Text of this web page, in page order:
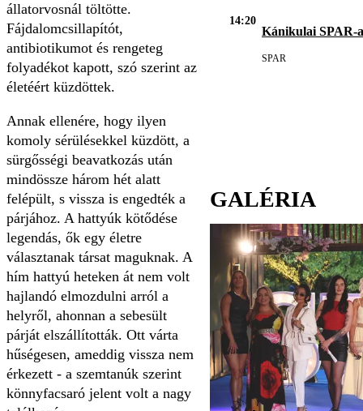
állatorvosnál töltötte.
Fájdalomcsillapítót,
antibiotikumot és rengeteg
folyadékot kapott, szó szerint az
életéért küzdöttek.
Annak ellenére, hogy ilyen
komoly sérülésekkel küzdött, a
sürgősségi beavatkozás után
mindössze három hét alatt
felépült, s vissza is engedték a
párjához. A hattyúk kötődése
legendás, ők egy életre
választanak társat maguknak. A
hím hattyú heteken át nem volt
hajlandó elmozdulni arról a
helyről, ahonnan a sebesült
párját elszállították. Ott várta
hűségesen, ameddig vissza nem
érkezett - a szemtanúk szerint
könnyfacsaró jelent volt a nagy
14:20
Kánikulai SPAR-
SPAR
GALÉRIA